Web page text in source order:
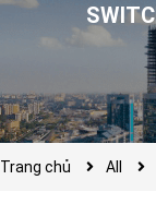
Trang chủ All